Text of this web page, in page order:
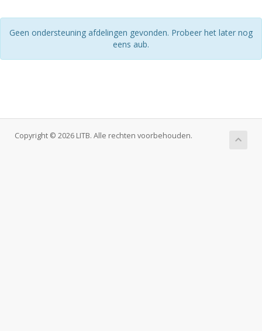
Geen ondersteuning afdelingen gevonden. Probeer het later nog
eens aub.
Copyright © 2026 LITB. Alle rechten voorbehouden.